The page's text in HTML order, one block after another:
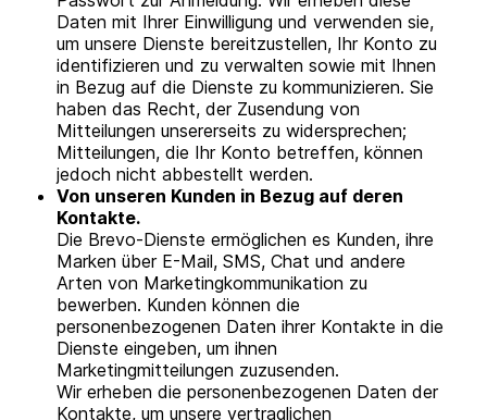
Daten mit Ihrer Einwilligung und verwenden sie,
um unsere Dienste bereitzustellen, Ihr Konto zu
identifizieren und zu verwalten sowie mit Ihnen
in Bezug auf die Dienste zu kommunizieren. Sie
haben das Recht, der Zusendung von
Mitteilungen unsererseits zu widersprechen;
Mitteilungen, die Ihr Konto betreffen, können
jedoch nicht abbestellt werden.
Von unseren Kunden in Bezug auf deren
Kontakte.
Die Brevo-Dienste ermöglichen es Kunden, ihre
Marken über E-Mail, SMS, Chat und andere
Arten von Marketingkommunikation zu
bewerben. Kunden können die
personenbezogenen Daten ihrer Kontakte in die
Dienste eingeben, um ihnen
Marketingmitteilungen zuzusenden.
Wir erheben die personenbezogenen Daten der
Kontakte, um unsere vertraglichen